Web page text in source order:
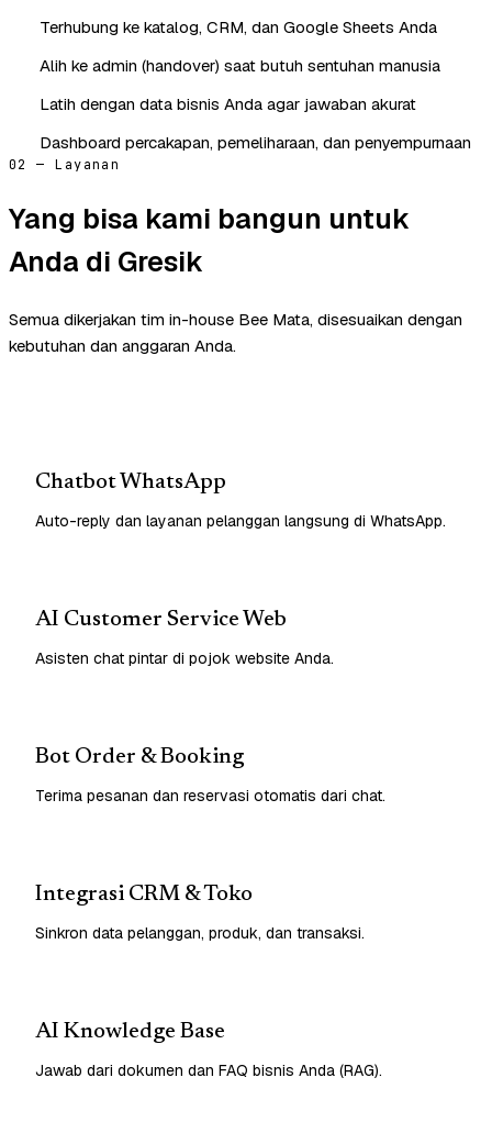
Terhubung ke katalog, CRM, dan Google Sheets Anda
Alih ke admin (handover) saat butuh sentuhan manusia
Latih dengan data bisnis Anda agar jawaban akurat
Dashboard percakapan, pemeliharaan, dan penyempurnaan
02 — Layanan
Yang bisa kami bangun untuk
Anda di Gresik
Semua dikerjakan tim in-house Bee Mata, disesuaikan dengan
kebutuhan dan anggaran Anda.
Chatbot WhatsApp
Auto-reply dan layanan pelanggan langsung di WhatsApp.
AI Customer Service Web
Asisten chat pintar di pojok website Anda.
Bot Order & Booking
Terima pesanan dan reservasi otomatis dari chat.
Integrasi CRM & Toko
Sinkron data pelanggan, produk, dan transaksi.
AI Knowledge Base
Jawab dari dokumen dan FAQ bisnis Anda (RAG).